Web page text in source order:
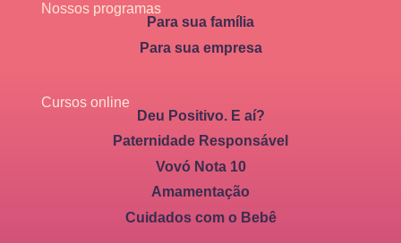
Nossos programas
Para sua família
Para sua empresa
Cursos online
Deu Positivo. E aí?
Paternidade Responsável
Vovó Nota 10
Amamentação
Cuidados com o Bebê